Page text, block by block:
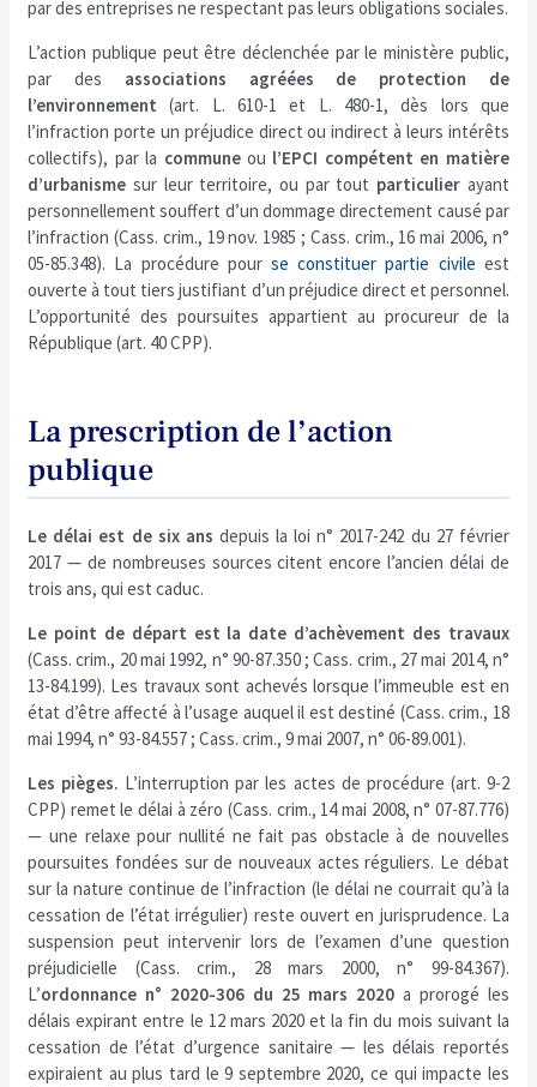
par des entreprises ne respectant pas leurs obligations sociales.
L’action publique peut être déclenchée par le ministère public,
par des associations agréées de protection de
l’environnement (art. L. 610-1 et L. 480-1, dès lors que
l’infraction porte un préjudice direct ou indirect à leurs intérêts
collectifs), par la communeou l’EPCI compétent en matière
d’urbanisme sur leur territoire, ou par tout particulier ayant
personnellement souffert d’un dommage directement causé par
l’infraction (Cass. crim., 19 nov. 1985 ; Cass. crim., 16 mai 2006, n°
05-85.348). La procédure pour se constituer partie civile est
ouverte à tout tiers justifiant d’un préjudice direct et personnel.
L’opportunité des poursuites appartient au procureur de la
République (art. 40 CPP).
La prescription de l’action
publique
Le délai est de six ans depuis la loi n° 2017-242 du 27 février
2017 — de nombreuses sources citent encore l’ancien délai de
trois ans, qui est caduc.
Le point de départ est la date d’achèvement des travaux
(Cass. crim., 20 mai 1992, n° 90-87.350 ; Cass. crim., 27 mai 2014, n°
13-84.199). Les travaux sont achevés lorsque l’immeuble est en
état d’être affecté à l’usage auquel il est destiné (Cass. crim., 18
mai 1994, n° 93-84.557 ; Cass. crim., 9 mai 2007, n° 06-89.001).
Les pièges. L’interruption par les actes de procédure (art. 9-2
CPP) remet le délai à zéro (Cass. crim., 14 mai 2008, n° 07-87.776)
— une relaxe pour nullité ne fait pas obstacle à de nouvelles
poursuites fondées sur de nouveaux actes réguliers. Le débat
sur la nature continue de l’infraction (le délai ne courrait qu’à la
cessation de l’état irrégulier) reste ouvert en jurisprudence. La
suspension peut intervenir lors de l’examen d’une question
préjudicielle (Cass. crim., 28 mars 2000, n° 99-84.367).
L’ordonnance n° 2020-306 du 25 mars 2020 a prorogé les
délais expirant entre le 12 mars 2020 et la fin du mois suivant la
cessation de l’état d’urgence sanitaire — les délais reportés
expiraient au plus tard le 9 septembre 2020, ce qui impacte les